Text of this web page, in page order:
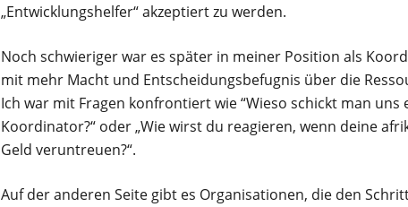
„Entwicklungshelfer“ akzeptiert zu werden.
Noch schwieriger war es später in meiner Position als
mit mehr Macht und Entscheidungsbefugnis über die
Ich war mit Fragen konfrontiert wie “Wieso schickt man uns
Koordinator?“ oder „Wie wirst du reagieren, wenn deine
Geld veruntreuen?“.
Auf der anderen Seite gibt es Organisationen, die den